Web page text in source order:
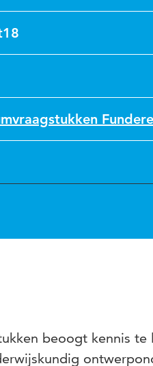
beoogt kennis